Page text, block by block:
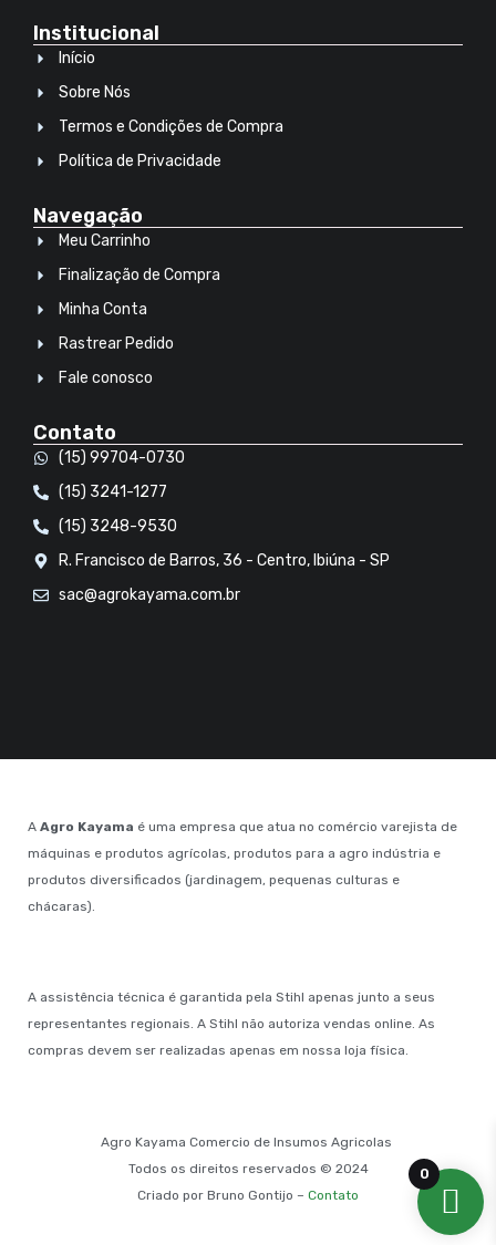
Institucional
Início
Sobre Nós
Termos e Condições de Compra
Política de Privacidade
Navegação
Meu Carrinho
Finalização de Compra
Minha Conta
Rastrear Pedido
Fale conosco
Contato
(15) 99704-0730
(15) 3241-1277
(15) 3248-9530
R. Francisco de Barros, 36 - Centro, Ibiúna - SP
sac@agrokayama.com.br
A Agro Kayama é uma empresa que atua no comércio varejista de
máquinas e produtos agrícolas, produtos para a agro indústria e
produtos diversificados (jardinagem, pequenas culturas e
chácaras).
A assistência técnica é garantida pela Stihl apenas junto a seus
representantes regionais. A Stihl não autoriza vendas online. As
compras devem ser realizadas apenas em nossa loja física.
Agro Kayama Comercio de Insumos Agricolas
Todos os direitos reservados © 2024
Criado por Bruno Gontijo – Contato
0